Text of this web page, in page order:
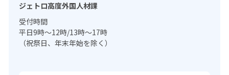
ジェトロ高度外国人材課
受付時間
平日9時～12時/13時～17時
（祝祭日、年末年始を除く）